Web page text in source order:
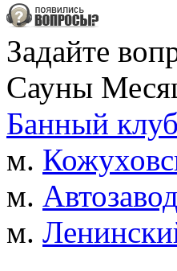
Задайте
Сауны
Банный
м.
м.
м.